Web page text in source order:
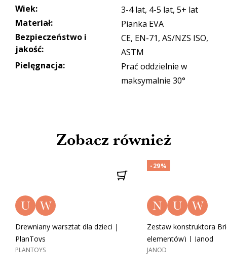
Wiek:
3-4 lat, 4-5 lat, 5+ lat
Materiał:
Pianka EVA
Bezpieczeństwo i
jakość:
CE, EN-71, AS/NZS ISO,
ASTM
Pielęgnacja:
Prać oddzielnie w
maksymalnie 30°
Zobacz również
U W
Drewniany warsztat dla dzieci |
PlanToys
PLANTOYS
N U W
Zestaw konstruktora
elementów) | Janod
JANOD
-29%